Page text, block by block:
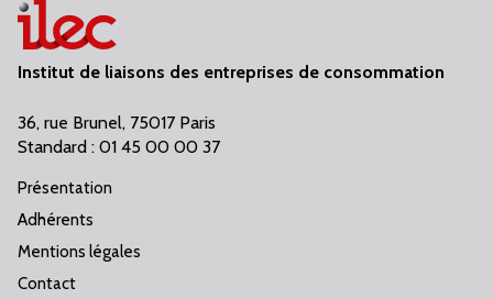
Institut de liaisons des entreprises de consommation
36, rue Brunel, 75017 Paris
Standard : 01 45 00 00 37
Présentation
Adhérents
Mentions légales
Contact